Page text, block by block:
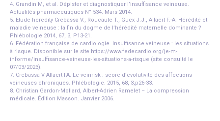
4. Grandin M, et al. Dépister et diagnostiquer l’insuffisance veineuse.
Actualités pharmaceutiques N° 534. Mars 2014.
5. Etude heredity Crebassa V., Roucaute T., Guex J.J., Allaert F.-A. Hérédité et
maladie veineuse : la fin du dogme de l’hérédité maternelle dominante ?
Phlébologie 2014, 67, 3, P13-21.
6. Fédération française de cardiologie. Insuffisance veineuse : les situations
à risque. Disponible sur le site https://www.fedecardio.org/je-m-
informe/insuffisance-veineuse-les-situations-a-risque (site consulté le
07/03/2023).
7. Crebassa V Allaert FA. Le veinrisk ; score d’evolutivité des affections
veineuses chroniques. Phlébologie. 2015, 68, 3,p26-33.
8. Christian Gardon-Mollard, Albert-Adrien Ramelet – La compression
médicale. Édition Masson. Janvier 2006.